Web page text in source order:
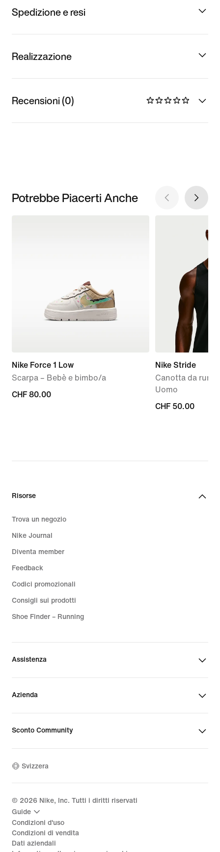
Spedizione e resi
Realizzazione
Recensioni (0)
Potrebbe Piacerti Anche
Nike Force 1 Low
Scarpa – Bebè e bimbo/a
CHF
CHF 80.00
Nike Stride
Canotta da
Uomo
CHF
CHF 50.00
Risorse
Trova un negozio
Nike Journal
Diventa member
Feedback
Codici promozionali
Consigli sui prodotti
Shoe Finder – Running
Assistenza
Azienda
Sconto Community
Svizzera
© 2026 Nike, Inc. Tutti i diritti riservati
Guide
Condizioni d'uso
Condizioni di vendita
Dati aziendali